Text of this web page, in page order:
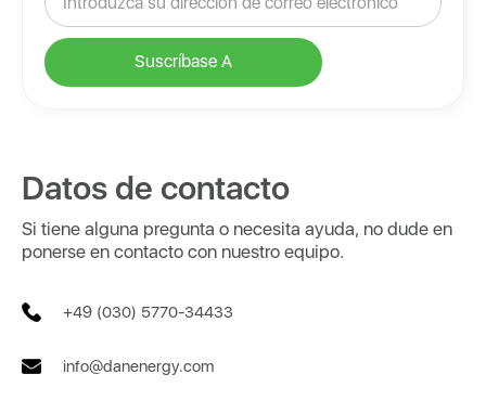
Datos de contacto
Si tiene alguna pregunta o necesita ayuda, no dude en
ponerse en contacto con nuestro equipo.
+49 (030) 5770-34433
info@danenergy.com